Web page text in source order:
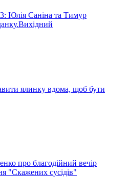
Юлія Саніна та Тимур
ялинку вдома, щоб бути
про благодійний вечір
"Скажених сусідів"